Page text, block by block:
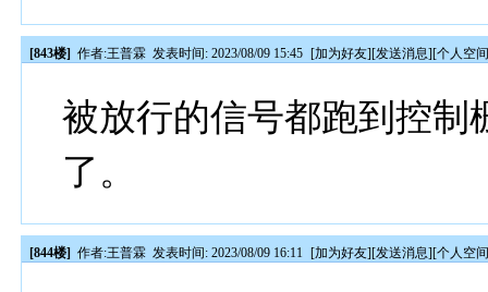
[843楼] 作者:王普霖 发表时间: 2023/08/09 15:45 [加为好友][发送消息][个人空
被放行的信号都跑到控制
了。
[844楼] 作者:王普霖 发表时间: 2023/08/09 16:11 [加为好友][发送消息][个人空